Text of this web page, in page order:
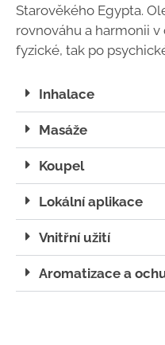
Starověkého Egypta.
rovnováhu a harmonii
fyzické, tak po
Inhalace
Masáže
Koupel
Lokální aplikace
Vnitřní užití
Aromatizace a